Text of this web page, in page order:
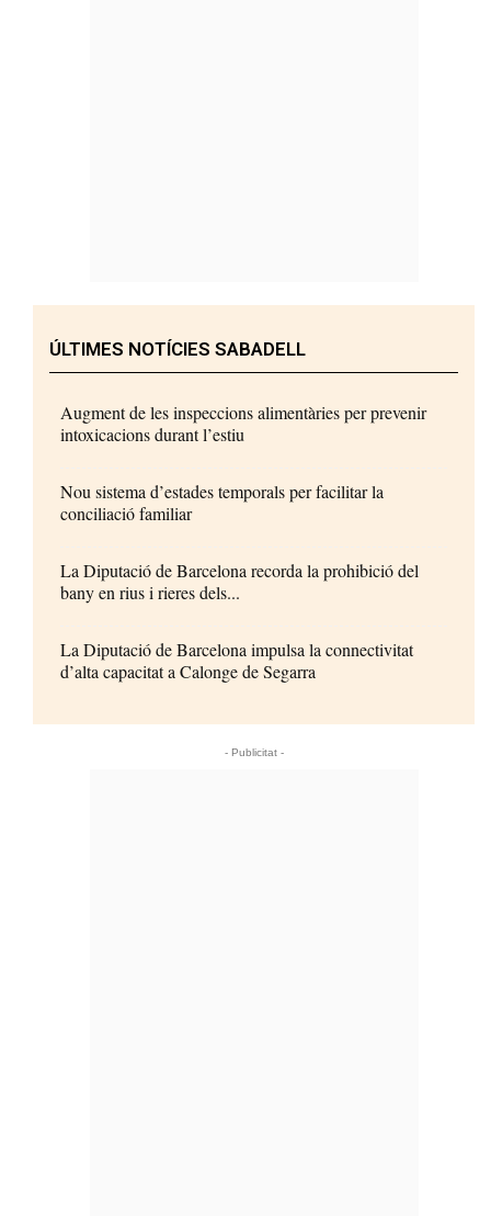
ÚLTIMES NOTÍCIES SABADELL
Augment de les inspeccions alimentàries per prevenir
intoxicacions durant l’estiu
Nou sistema d’estades temporals per facilitar la
conciliació familiar
La Diputació de Barcelona recorda la prohibició del
bany en rius i rieres dels...
La Diputació de Barcelona impulsa la connectivitat
d’alta capacitat a Calonge de Segarra
- Publicitat -